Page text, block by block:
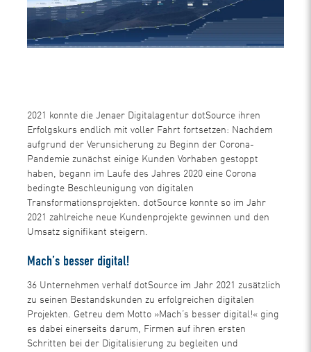
2021 konnte die Jenaer Digitalagentur dotSource ihren
Erfolgskurs endlich mit voller Fahrt fortsetzen: Nachdem
aufgrund der Verunsicherung zu Beginn der Corona-
Pandemie zunächst einige Kunden Vorhaben gestoppt
haben, begann im Laufe des Jahres 2020 eine Corona
bedingte Beschleunigung von digitalen
Transformationsprojekten. dotSource konnte so im Jahr
2021 zahlreiche neue Kundenprojekte gewinnen und den
Umsatz signifikant steigern.
Mach’s besser digital!
36 Unternehmen verhalf dotSource im Jahr 2021 zusätzlich
zu seinen Bestandskunden zu erfolgreichen digitalen
Projekten. Getreu dem Motto »Mach’s besser digital!« ging
es dabei einerseits darum, Firmen auf ihren ersten
Schritten bei der Digitalisierung zu begleiten und